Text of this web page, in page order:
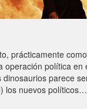
prácticamente
operación política en
dinosaurios parece
los nuevos políticos…